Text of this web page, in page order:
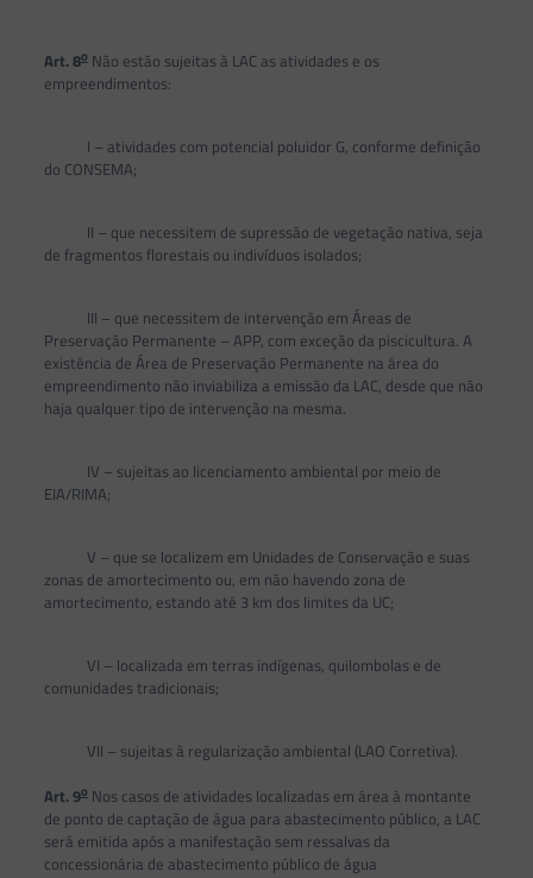
Art. 8oNão estão sujeitas à LAC as atividades e os
empreendimentos:
I – atividades com potencial poluidor G, conforme definição
do CONSEMA;
II – que necessitem de supressão de vegetação nativa, seja
de fragmentos florestais ou indivíduos isolados;
III – que necessitem de intervenção em Áreas de
Preservação Permanente – APP, com exceção da piscicultura. A
existência de Área de Preservação Permanente na área do
empreendimento não inviabiliza a emissão da LAC, desde que não
haja qualquer tipo de intervenção na mesma.
IV – sujeitas ao licenciamento ambiental por meio de
EIA/RIMA;
V – que se localizem em Unidades de Conservação e suas
zonas de amortecimento ou, em não havendo zona de
amortecimento, estando até 3 km dos limites da UC;
VI – localizada em terras indígenas, quilombolas e de
comunidades tradicionais;
VII – sujeitas à regularização ambiental (LAO Corretiva).
Art. 9oNos casos de atividades localizadas em área à montante
de ponto de captação de água para abastecimento público, a LAC
será emitida após a manifestação sem ressalvas da
concessionária de abastecimento público de água